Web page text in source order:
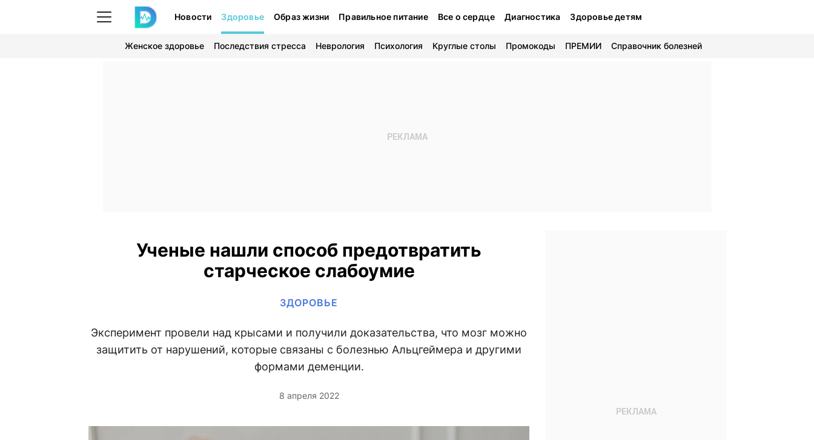
Новости Здоровье Образ жизни Правильное питание Все о сердце Диагностика Здоровье детям
Женское здоровье Последствия стресса Неврология Психология Круглые столы Промокоды ПРЕМИИ Справочник болезней
Ученые нашли способ предотвратить
старческое слабоумие
ЗДОРОВЬЕ
Эксперимент провели над крысами и получили доказательства, что мозг можно
защитить от нарушений, которые связаны с болезнью Альцгеймера и другими
формами деменции.
8 апреля 2022